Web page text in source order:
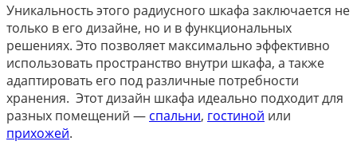
Уникальность этого радиусного шкафа заключается не
только в его дизайне, но и в функциональных
решениях. Это позволяет максимально эффективно
использовать пространство внутри шкафа, а также
адаптировать его под различные потребности
хранения. Этот дизайн шкафа идеально подходит для
разных помещений — спальни, гостиной или
прихожей.